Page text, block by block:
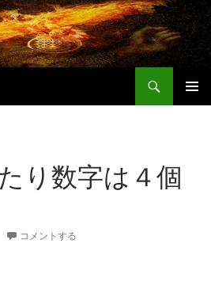
り数字は４個
コメントする